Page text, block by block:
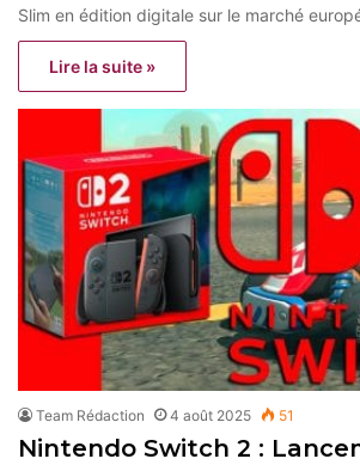
Slim en édition digitale sur le marché
Lire la suite »
Team Rédaction 4 août 2025 51
Nintendo Switch 2 :